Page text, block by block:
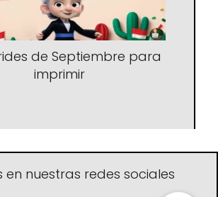
de Septiembre para
imprimir
en nuestras redes sociales